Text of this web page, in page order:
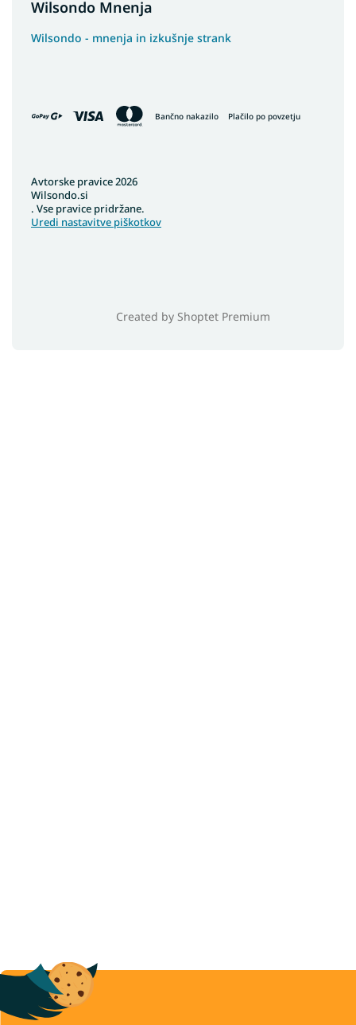
Wilsondo Mnenja
Wilsondo - mnenja in izkušnje strank
Bančno nakazilo Plačilo po povzetju
Created by Shoptet Premium
Avtorske pravice 2026
Wilsondo.si
. Vse pravice pridržane.
Uredi nastavitve piškotkov